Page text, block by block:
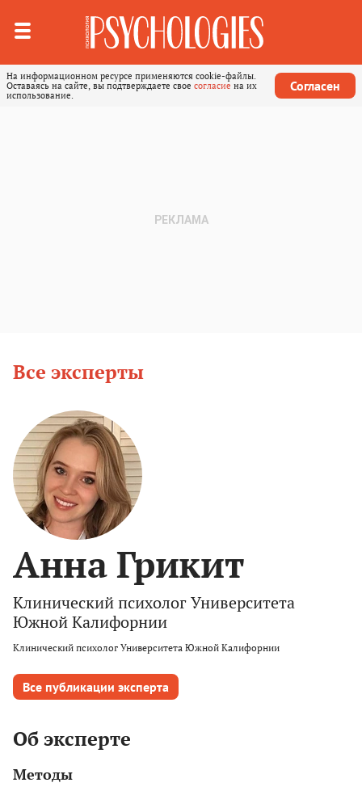
На информационном ресурсе применяются cookie-файлы.
Оставаясь на сайте, вы подтверждаете свое согласие на их
использование.
Согласен
Все эксперты
Анна Грикит
Клинический психолог Университета
Южной Калифорнии
Клинический психолог Университета Южной Калифорнии
Все публикации эксперта
Об эксперте
Методы